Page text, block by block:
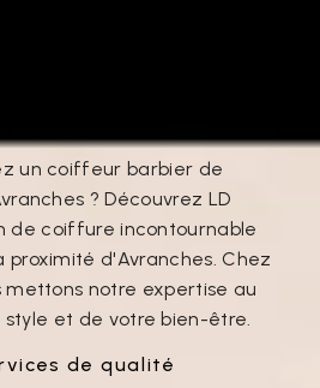
un coiffeur barbier de
? Découvrez LD
de coiffure incontournable
proximité d'Avranches. Chez
mettons notre expertise au
et de votre bien-être.
de qualité